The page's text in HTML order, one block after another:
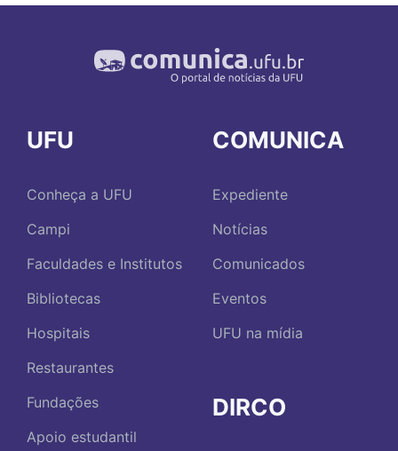
UFU
Conheça a UFU
Campi
Faculdades e Institutos
Bibliotecas
Hospitais
Restaurantes
Fundações
Apoio estudantil
COMUNICA
Expediente
Notícias
Comunicados
Eventos
UFU na mídia
DIRCO